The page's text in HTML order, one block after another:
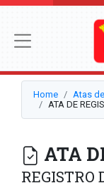
Home
Atas
ATA DE
ATA
REGISTRO